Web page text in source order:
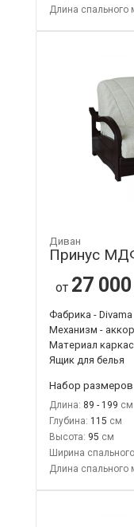
Длина спального
Диван
Принус
от 27 000
Фабрика - Divama
Механизм -
Материал
Ящик для белья
Набор размеров
Длина: 89 - 199
Глубина: 115
Высота: 95
Ширина
Длина спального